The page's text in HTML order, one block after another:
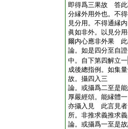
即得爲三果故 答此
分縁外用外也。不
見分用。不得通縁
眞如非外。以見分
爾内心應非外果 此
論。如是四分至自
中。自下第四解立一
成後總指例。如集
故。攝四入三
論。或攝爲二至是
厚嚴經頌。能縁體
亦攝入見 此言見者
所。非推求義推求
論。或攝爲一至是